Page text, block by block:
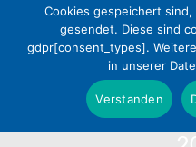
28.
Unser Film zur
Cookies gespeichert
gesendet. Diese sind
gdpr[consent_types].
in unserer
Verstanden